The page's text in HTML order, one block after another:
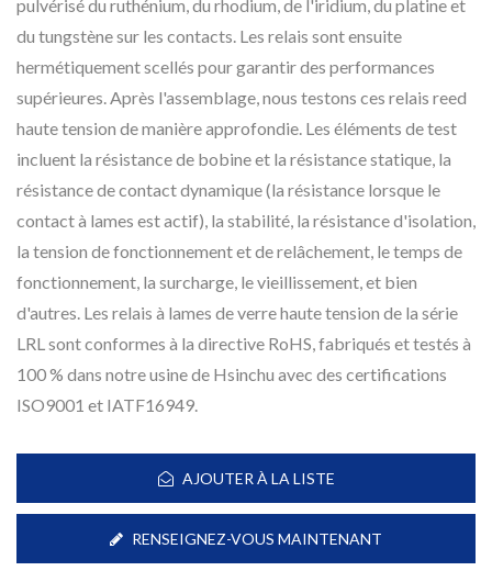
pulvérisé du ruthénium, du rhodium, de l'iridium, du platine et
du tungstène sur les contacts. Les relais sont ensuite
hermétiquement scellés pour garantir des performances
supérieures. Après l'assemblage, nous testons ces relais reed
haute tension de manière approfondie. Les éléments de test
incluent la résistance de bobine et la résistance statique, la
résistance de contact dynamique (la résistance lorsque le
contact à lames est actif), la stabilité, la résistance d'isolation,
la tension de fonctionnement et de relâchement, le temps de
fonctionnement, la surcharge, le vieillissement, et bien
d'autres. Les relais à lames de verre haute tension de la série
LRL sont conformes à la directive RoHS, fabriqués et testés à
100 % dans notre usine de Hsinchu avec des certifications
ISO9001 et IATF16949.
AJOUTER À LA LISTE
RENSEIGNEZ-VOUS MAINTENANT